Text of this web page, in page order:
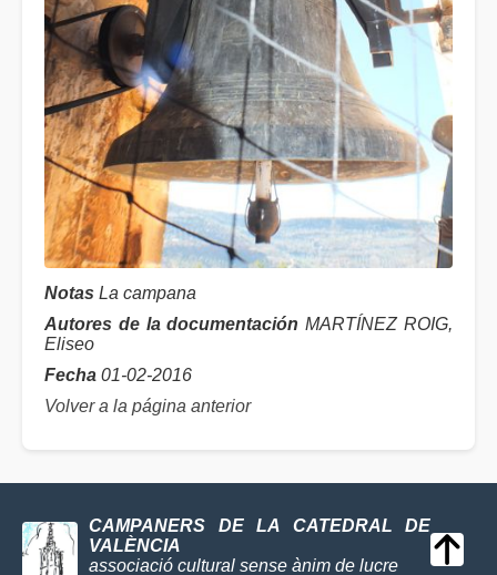
Notas La campana
Autores de la documentación MARTÍNEZ ROIG,
Eliseo
Fecha 01-02-2016
Volver a la página anterior
CAMPANERS DE LA CATEDRAL DE
VALÈNCIA
associació cultural sense ànim de lucre